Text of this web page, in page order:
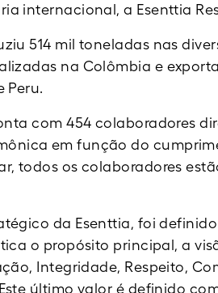
internacional, a Esenttia
514 mil toneladas nas
na Colômbia e
Peru.
com 454 colaboradores
em função do
todos os colaboradores
da Esenttia, foi
o propósito principal, a
Integridade, Respeito,
último valor é definido